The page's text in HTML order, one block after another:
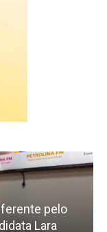
pelo
Lara